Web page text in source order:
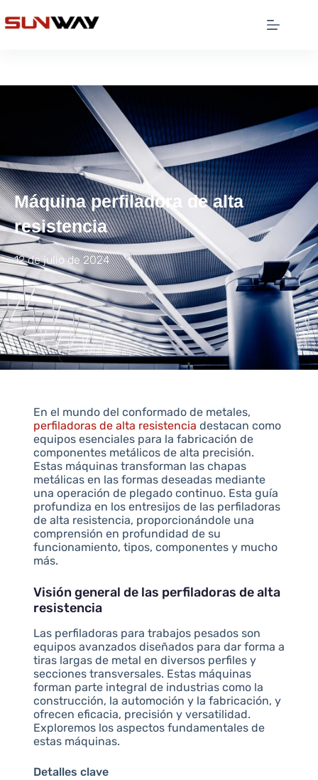
Máquina perfiladora de alta
resistencia
12 de julio de 2024
En el mundo del conformado de metales,
perfiladoras de alta resistencia destacan como
equipos esenciales para la fabricación de
componentes metálicos de alta precisión.
Estas máquinas transforman las chapas
metálicas en las formas deseadas mediante
una operación de plegado continuo. Esta guía
profundiza en los entresijos de las perfiladoras
de alta resistencia, proporcionándole una
comprensión en profundidad de su
funcionamiento, tipos, componentes y mucho
más.
Visión general de las perfiladoras de alta
resistencia
Las perfiladoras para trabajos pesados son
equipos avanzados diseñados para dar forma a
tiras largas de metal en diversos perfiles y
secciones transversales. Estas máquinas
forman parte integral de industrias como la
construcción, la automoción y la fabricación, y
ofrecen eficacia, precisión y versatilidad.
Exploremos los aspectos fundamentales de
estas máquinas.
Detalles clave